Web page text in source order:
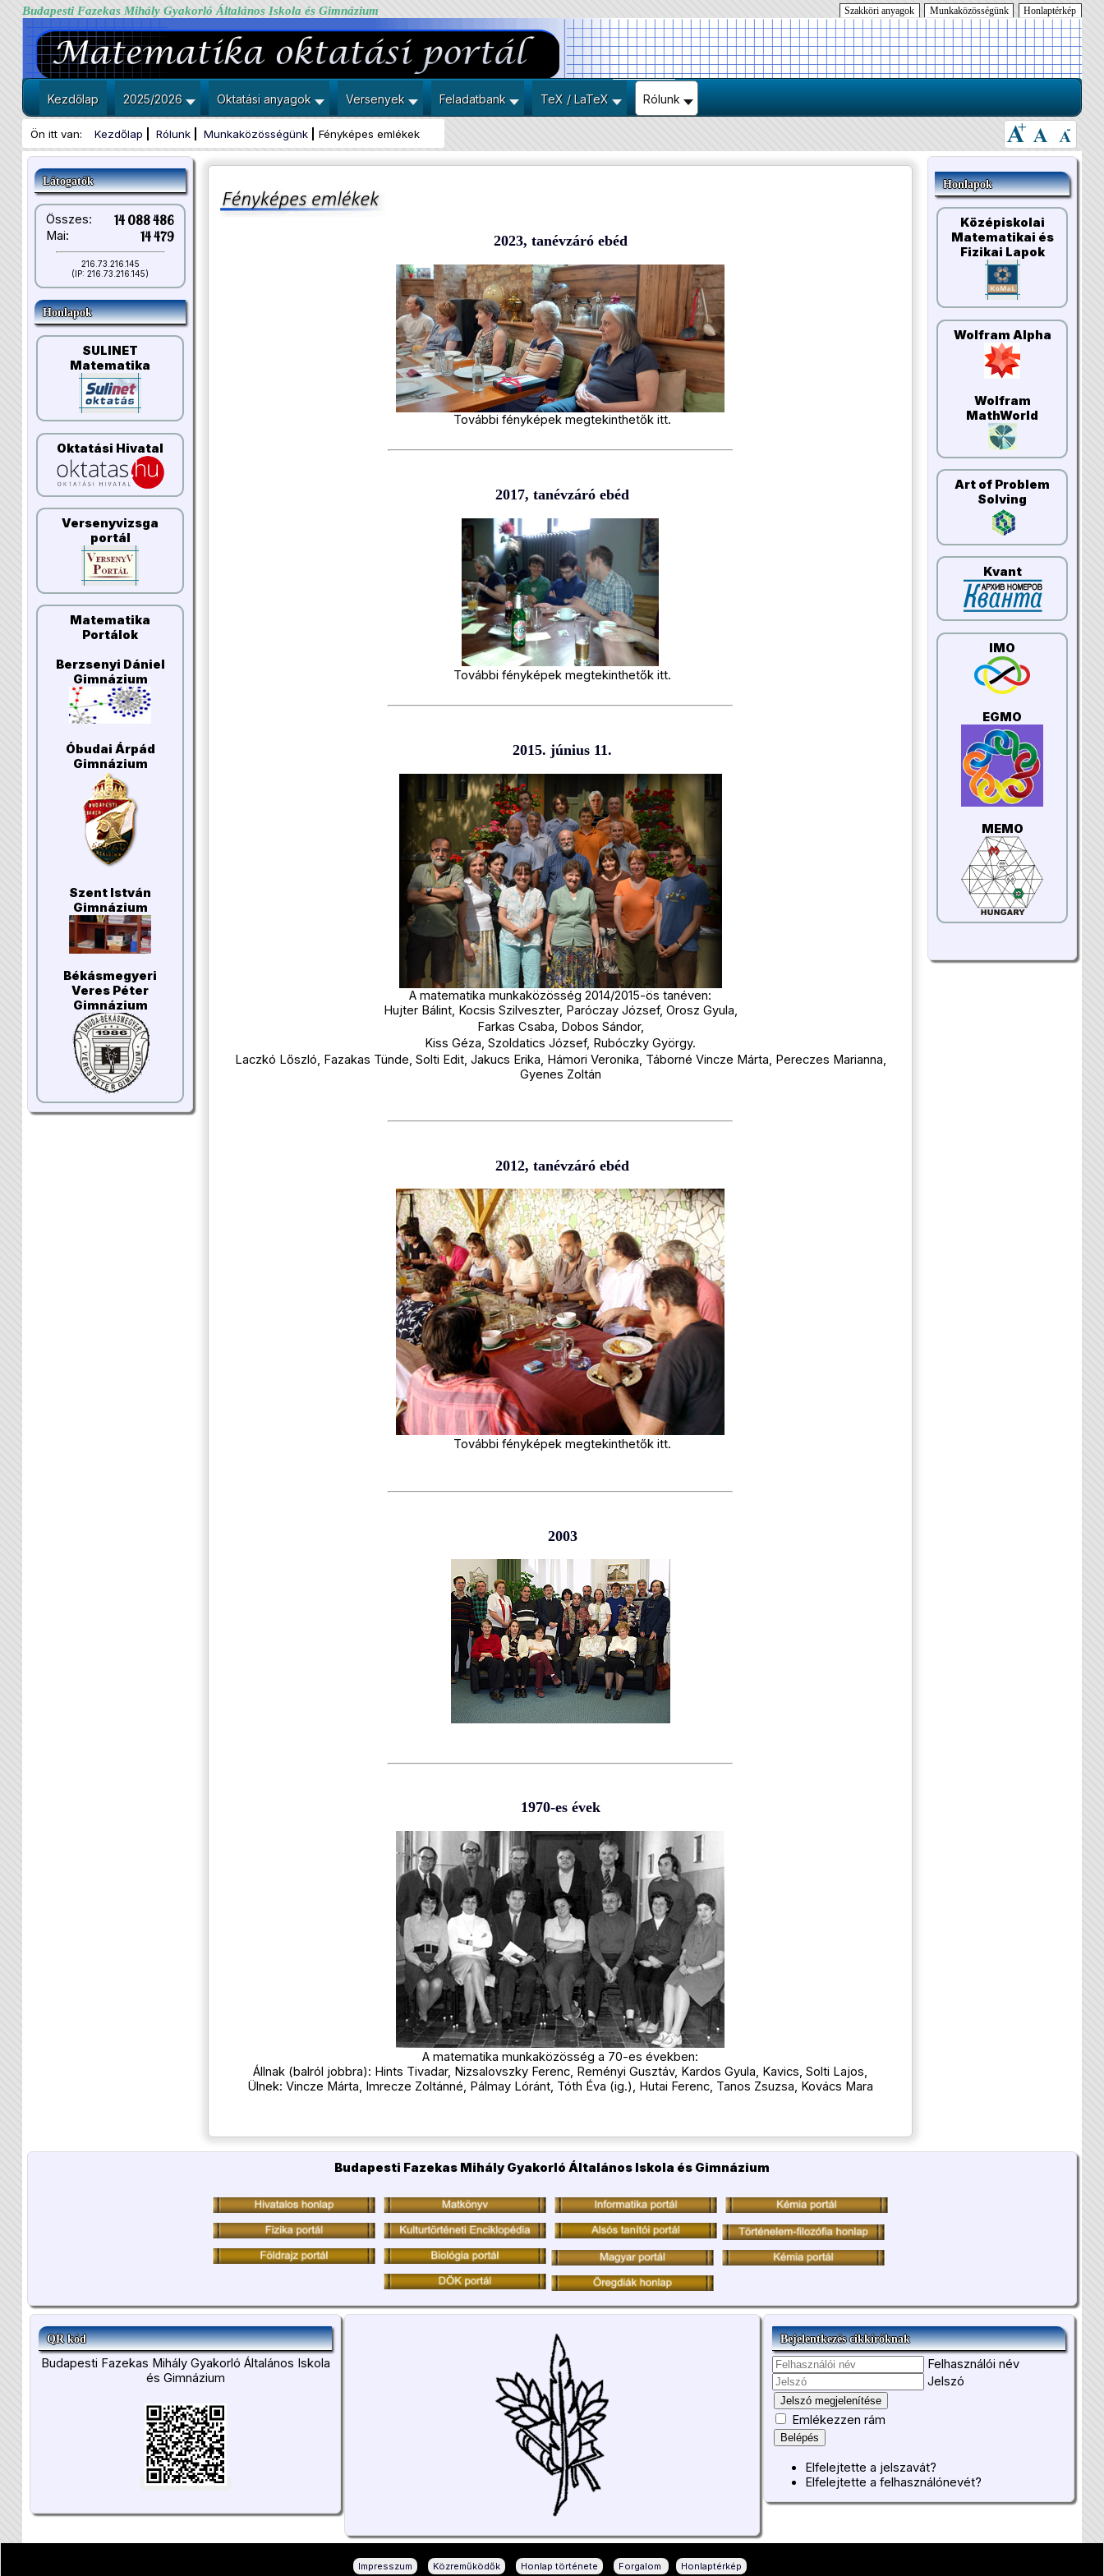
Budapesti Fazekas Mihály Gyakorló Általános Iskola és Gimnázium Honlaptérkép
Munkaközösségünk
Szakköri anyagok
Kezdőlap 2025/2026 Oktatási anyagok Versenyek Feladatbank TeX / LaTeX Rólunk
Ön itt van: Kezdőlap Rólunk Munkaközösségünk Fényképes emlékek
Látogatók
Összes: 14 088 486
Mai: 14 479
216.73.216.145
(IP: 216.73.216.145)
Honlapok
SULINET
Matematika
Oktatási Hivatal
Versenyvizsga
portál
Matematika
Portálok
Berzsenyi Dániel
Gimnázium
Óbudai Árpád
Gimnázium
Szent István
Gimnázium
Békásmegyeri
Veres Péter
Gimnázium
2023, tanévzáró ebéd
További fényképek megtekinthetők itt.
2017, tanévzáró ebéd
További fényképek megtekinthetők itt.
2015. június 11.
A matematika munkaközösség 2014/2015-ös tanéven:
Hujter Bálint, Kocsis Szilveszter, Paróczay József, Orosz Gyula,
Farkas Csaba, Dobos Sándor,
Kiss Géza, Szoldatics József, Rubóczky György.
Laczkó Lőszló, Fazakas Tünde, Solti Edit, Jakucs Erika, Hámori Veronika, Táborné Vincze Márta Pereczes Marianna
Gyenes Zoltán
2012, tanévzáró ebéd
További fényképek megtekinthetők itt.
2003
1970-es évek
A matematika munkaközösség a 70-es években:
Állnak (balról jobbra): Hints Tivadar, Nizsalovszky Ferenc, Reményi Gusztáv, Kardos Gyula, Kavics, Solti Lajos,
Ülnek: Vincze Márta, Imrecze Zoltánné, Pálmay Lóránt, Tóth Éva (ig.), Hutai Ferenc, Tanos Zsuzsa, Kovács Mara
Honlapok
Középiskolai
Matematikai és
Fizikai Lapok
Wolfram Alpha
Wolfram
MathWorld
Art of Problem
Solving
Kvant
IMO
EGMO
MEMO
Budapesti Fazekas Mihály Gyakorló Általános Iskola és Gimnázium
QR kód
Budapesti Fazekas Mihály Gyakorló Általános Iskola
és Gimnázium
Bejelentkezés cikkíróknak
Felhasználói név
Jelszó
Jelszó megjelenítése
Emlékezzen rám
Belépés
Elfelejtette a jelszavát?
Elfelejtette a felhasználónevét?
Impresszum | Közreműködők | Honlap története | Forgalom | Honlaptérkép